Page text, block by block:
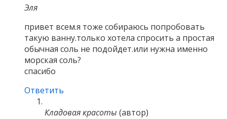
Эля
привет всем.я тоже собираюсь попробовать
такую ванну.только хотела спросить а простая
обычная соль не подойдет.или нужна именно
морская соль?
спасибо
Ответить
Кладовая красоты (автор)